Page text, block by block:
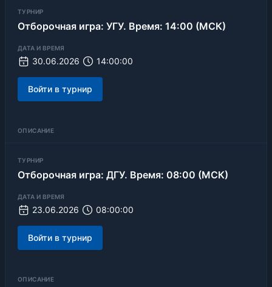
ТУРНИР
Отборочная игра: УГУ. Время: 14:00 (МСК)
ДАТА И ВРЕМЯ
30.06.2026 14:00:00
Войти в турнир
ОПИСАНИЕ
ТУРНИР
Отборочная игра: ДГУ. Время: 08:00 (МСК)
ДАТА И ВРЕМЯ
23.06.2026 08:00:00
Войти в турнир
ОПИСАНИЕ